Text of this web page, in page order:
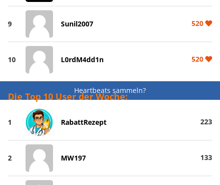
9 Sunil2007 520
10 L0rdM4dd1n 520
Heartbeats sammeln?
Die Top 10 User der Woche:
1 RabattRezept 223
2 MW197 133